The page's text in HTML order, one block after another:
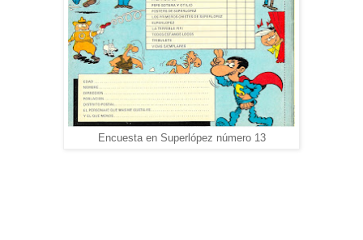
Encuesta en Superlópez número 13